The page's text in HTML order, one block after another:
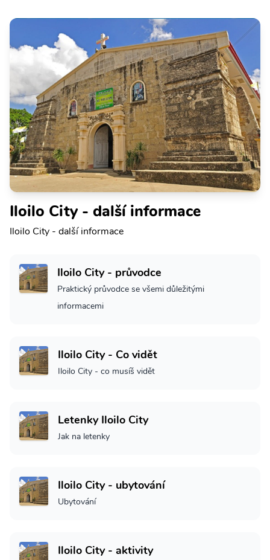
Iloilo City - další informace
Iloilo City - další informace
Iloilo City - průvodce
Praktický průvodce se všemi důležitými
informacemi
Iloilo City - Co vidět
Iloilo City - co musíš vidět
Letenky Iloilo City
Jak na letenky
Iloilo City - ubytování
Ubytování
Iloilo City - aktivity